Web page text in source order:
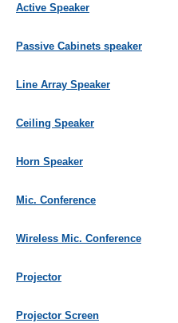
Active Speaker
Passive Cabinets speaker
Line Array Speaker
Ceiling Speaker
Horn Speaker
Mic. Conference
Wireless Mic. Conference
Projector
Projector Screen